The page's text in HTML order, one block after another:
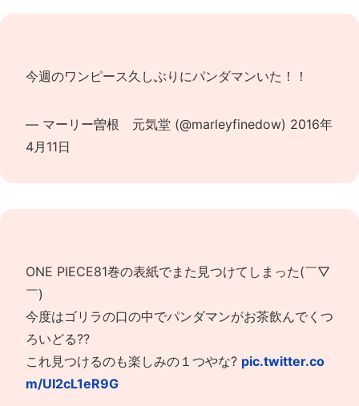
今週のワンピース久しぶりにパンダマンいた！！
— マーリー曽根 元気堂 (@marleyfinedow) 2016年
4月11日
ONE PIECE81巻の表紙でまた見つけてしまった(￣▽
￣)
今度はゴリラの口の中でパンダマンがお茶飲んでくつ
ろいどる??
これ見つけるのも楽しみの１つやな? pic.twitter.co
m/UI2cL1eR9G